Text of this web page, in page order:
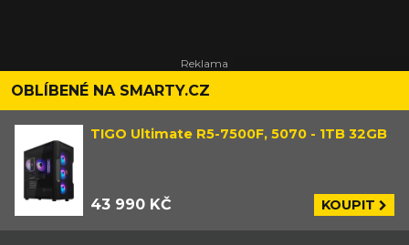
OBLÍBENÉ NA SMARTY.CZ
TIGO Ultimate R5-7500F, 5070 - 1TB 32GB
43 990 KČ KOUPIT